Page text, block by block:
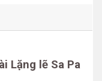
Lặng lẽ Sa Pa